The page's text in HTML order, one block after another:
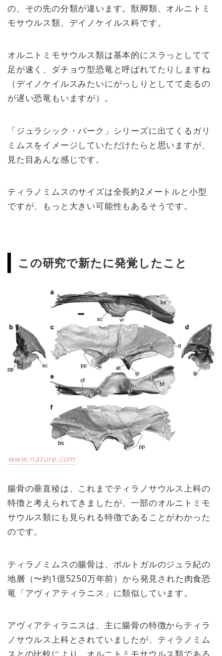
の、その先の分類が違います。獣脚類、オルニトミ
モサウルス類、デイノケイルス科です。
オルニトミモサウルス類は基本的にスラっとしてて
足が速く、ダチョウ型恐竜と呼ばれてたりしますね
（デイノケイルスみたいにがっしりとしてて走るの
が遅い恐竜もいますが）。
「ジュラシック・パーク」シリーズに出てくるガリ
ミムスをイメージしていただけたらと思いますが、
見た目あんな感じです。
ティラノミムスのサイズは全長約2メートルと小型
ですが、もっと大きい可能性もあるそうです。
この研究で新たに発覚したこと
www.nature.com
腸骨の垂直稜は、これまでティラノサウルス上科の
特徴と考えられてきましたが、一部のオルニトミモ
サウルス類にも見られる特徴であることがわかった
のです。
ティラノミムスの腸骨は、ポルトガルのジュラ紀の
地層（〜約1億5250万年前）から発見された肉食恐
竜「アヴィアティラニス」に類似しています。
アヴィアティラニスは、主に腸骨の特徴からティラ
ノサウルス上科とされていましたが、ティラノミム
スとの比較により、オルニトミモサウルス類である